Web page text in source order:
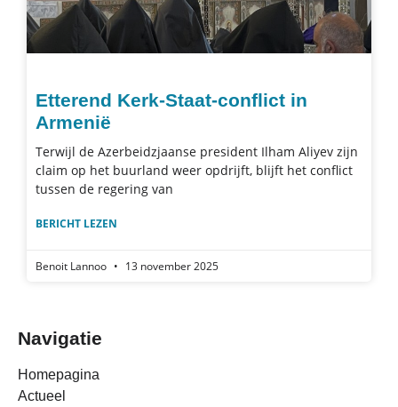
Etterend Kerk-Staat-conflict in
Armenië
Terwijl de Azerbeidzjaanse president Ilham Aliyev zijn
claim op het buurland weer opdrijft, blijft het conflict
tussen de regering van
BERICHT LEZEN
Benoit Lannoo 13 november 2025
Navigatie
Homepagina
Actueel